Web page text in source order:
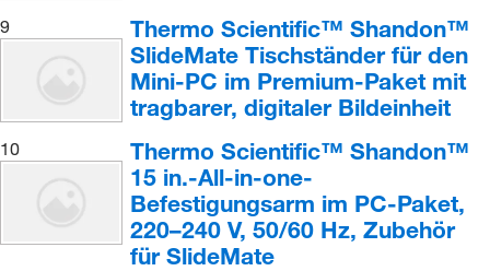
9
Thermo Scientific™ Shandon™
SlideMate Tischständer für den
Mini-PC im Premium-Paket mit
tragbarer, digitaler Bildeinheit
10
Thermo Scientific™ Shandon™
15 in.-All-in-one-
Befestigungsarm im PC-Paket,
220–240 V, 50/60 Hz, Zubehör
für SlideMate